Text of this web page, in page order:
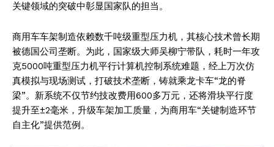
关键领域的突破中彰显国家队的担当。
商用车车架制造依赖数千吨级重型压力机，其核心技术曾长期
被德国公司垄断。为此，国家级大师吴柳宁带队，耗时一年攻
克5000吨重型压力机平行计算机控制系统难题，经上万次仿
真模拟与现场测试，打破技术垄断，铸就乘龙卡车“龙的脊
梁”。新系统不仅节约技改费用600多万元，还将滑块平行度
提升至±2毫米，升级车架加工质量，为商用车“关键制造环节
自主化”提供范例。